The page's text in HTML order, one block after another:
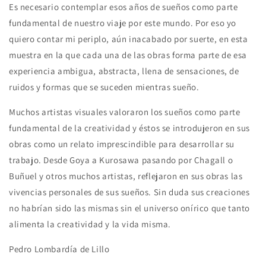
Es necesario contemplar esos años de sueños como parte
fundamental de nuestro viaje por este mundo. Por eso yo
quiero contar mi periplo, aún inacabado por suerte, en esta
muestra en la que cada una de las obras forma parte de esa
experiencia ambigua, abstracta, llena de sensaciones, de
ruidos y formas que se suceden mientras sueño.
Muchos artistas visuales valoraron los sueños como parte
fundamental de la creatividad y éstos se introdujeron en sus
obras como un relato imprescindible para desarrollar su
trabajo. Desde Goya a Kurosawa pasando por Chagall o
Buñuel y otros muchos artistas, reflejaron en sus obras las
vivencias personales de sus sueños. Sin duda sus creaciones
no habrían sido las mismas sin el universo onírico que tanto
alimenta la creatividad y la vida misma.
Pedro Lombardía de Lillo